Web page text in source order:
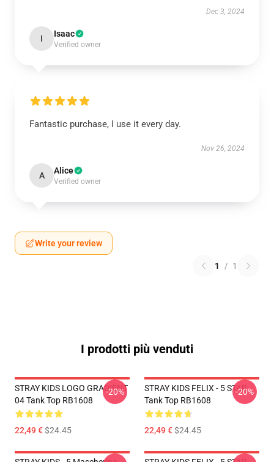
Dec 3, 2024
I Isaac
Verified owner
Fantastic purchase, I use it every day.
Nov 26, 2024
A Alice
Verified owner
Write your review
1 / 1
I prodotti più venduti
STRAY KIDS LOGO GRADIENT
04 Tank Top RB1608
22,49 €$24.45
-20%
STRAY KIDS FELIX - 5 STAR
Tank Top RB1608
22,49 €$24.45
-20%